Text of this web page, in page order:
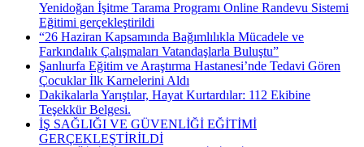
Yenidoğan İşitme Tarama Programı Online Randevu Sistemi
Eğitimi gerçekleştirildi
“26 Haziran Kapsamında Bağımlılıkla Mücadele ve
Farkındalık Çalışmaları Vatandaşlarla Buluştu”
Şanlıurfa Eğitim ve Araştırma Hastanesi’nde Tedavi Gören
Çocuklar İlk Karnelerini Aldı
Dakikalarla Yarıştılar, Hayat Kurtardılar: 112 Ekibine
Teşekkür Belgesi.
İŞ SAĞLIĞI VE GÜVENLİĞİ EĞİTİMİ
GERÇEKLEŞTİRİLDİ